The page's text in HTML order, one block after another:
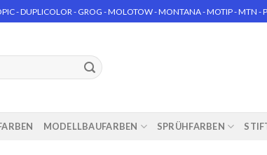
- DUPLICOLOR - GROG - MOLOTOW - MONTANA - MOTIP - MTN -
MODELLBAUFARBEN SPRÜHFARBEN